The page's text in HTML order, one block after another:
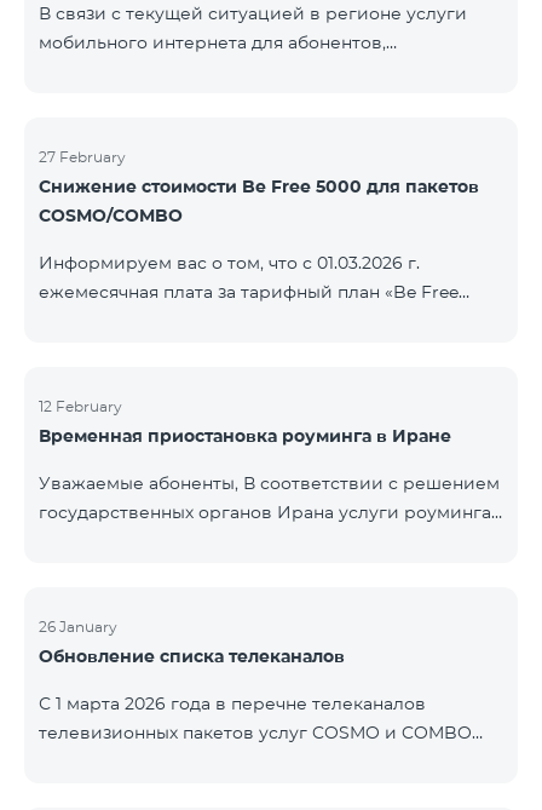
пакет COMBO 4 9900 также предоставляется со
скидкой 25% сроком на 12 месяцев. Кроме того, для
В связи с текущей ситуацией в регионе услуги
мобильного интернета для абонентов,
Дополнительная информация будет
предоставлена в случае изменения ситуации.
Благодарим за понимание.
27 February
Снижение стоимости Be Free 5000 для пакетов
COSMO/COMBO
Информируем вас о том, что с 01.03.2026 г.
ежемесячная плата за тарифный план «Be Free
тарифному плану могут все абоненты с активной
подпиской на пакеты услуг COSMO или COMBO. С
ознакомиться здесь.
12 February
Временная приостановка роуминга в Иране
Уважаемые абоненты, В соответствии с решением
государственных органов Ирана услуги роуминга
контролем нашей компании. В настоящее время
точные сроки восстановления услуг неизвестны.
предоставлена по мере изменения ситуации.
Благодарим за понимание.
26 January
Обновление списка телеканалов
С 1 марта 2026 года в перечне телеканалов
телевизионных пакетов услуг COSMO и COMBO